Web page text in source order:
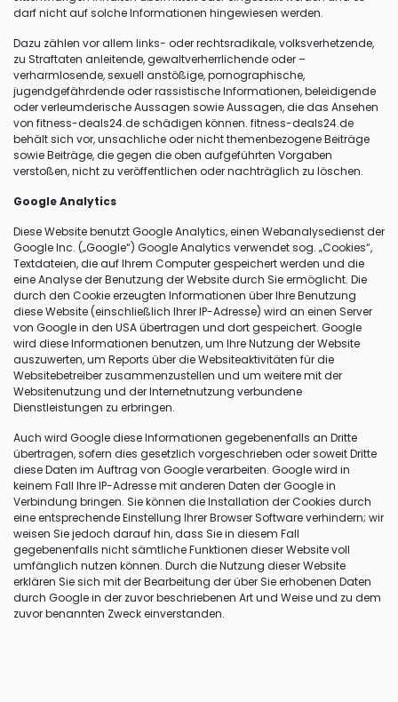
darf nicht auf solche Informationen hingewiesen werden.
Dazu zählen vor allem links- oder rechtsradikale, volksverhetzende,
zu Straftaten anleitende, gewaltverherrlichende oder –
verharmlosende, sexuell anstößige, pornographische,
jugendgefährdende oder rassistische Informationen, beleidigende
oder verleumderische Aussagen sowie Aussagen, die das Ansehen
von fitness-deals24.de schädigen können. fitness-deals24.de
behält sich vor, unsachliche oder nicht themenbezogene Beiträge
sowie Beiträge, die gegen die oben aufgeführten Vorgaben
verstoßen, nicht zu veröffentlichen oder nachträglich zu löschen.
Google Analytics
Diese Website benutzt Google Analytics, einen Webanalysedienst der
Google Inc. („Google“) Google Analytics verwendet sog. „Cookies“,
Textdateien, die auf Ihrem Computer gespeichert werden und die
eine Analyse der Benutzung der Website durch Sie ermöglicht. Die
durch den Cookie erzeugten Informationen über Ihre Benutzung
diese Website (einschließlich Ihrer IP-Adresse) wird an einen Server
von Google in den USA übertragen und dort gespeichert. Google
wird diese Informationen benutzen, um Ihre Nutzung der Website
auszuwerten, um Reports über die Websiteaktivitäten für die
Websitebetreiber zusammenzustellen und um weitere mit der
Websitenutzung und der Internetnutzung verbundene
Dienstleistungen zu erbringen.
Auch wird Google diese Informationen gegebenenfalls an Dritte
übertragen, sofern dies gesetzlich vorgeschrieben oder soweit Dritte
diese Daten im Auftrag von Google verarbeiten. Google wird in
keinem Fall Ihre IP-Adresse mit anderen Daten der Google in
Verbindung bringen. Sie können die Installation der Cookies durch
eine entsprechende Einstellung Ihrer Browser Software verhindern; wir
weisen Sie jedoch darauf hin, dass Sie in diesem Fall
gegebenenfalls nicht sämtliche Funktionen dieser Website voll
umfänglich nutzen können. Durch die Nutzung dieser Website
erklären Sie sich mit der Bearbeitung der über Sie erhobenen Daten
durch Google in der zuvor beschriebenen Art und Weise und zu dem
zuvor benannten Zweck einverstanden.